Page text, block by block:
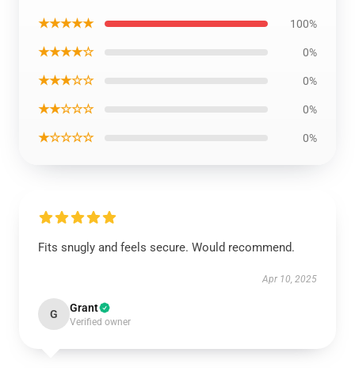
★★★★★ 100%
★★★★☆ 0%
★★★☆☆ 0%
★★☆☆☆ 0%
★☆☆☆☆ 0%
Fits snugly and feels secure. Would recommend.
Apr 10, 2025
G Grant
Verified owner